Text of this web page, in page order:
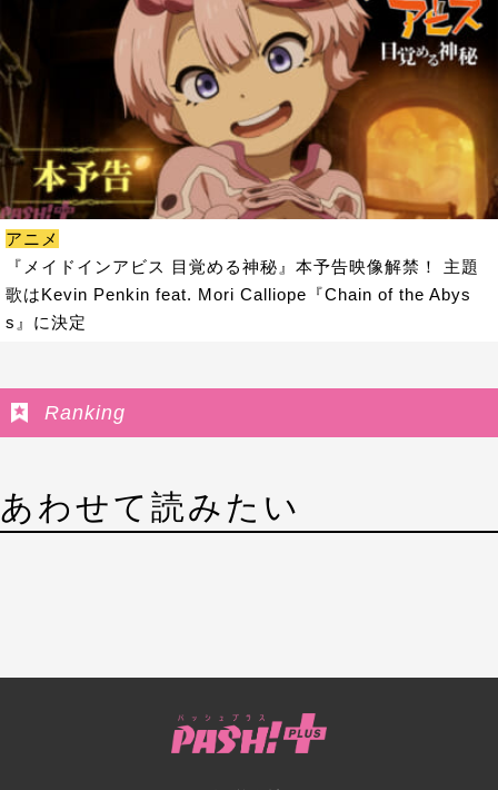
アニメ
『メイドインアビス 目覚める神秘』本予告映像解禁！ 主題
歌はKevin Penkin feat. Mori Calliope『Chain of the Abys
s』に決定
Ranking
あわせて読みたい